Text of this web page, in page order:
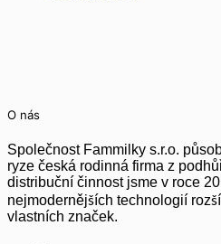
O nás
Společnost Fammilky s.r.o.
ryze česká rodinná firma z
distribuční činnost jsme v roce
nejmodernějších technologií
vlastních značek.